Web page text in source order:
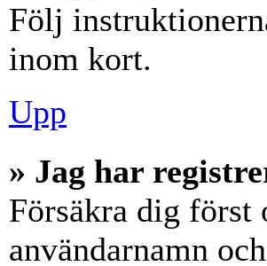
Följ
inom kort.
Upp
» Jag har
Försäkra dig först
användarnamn